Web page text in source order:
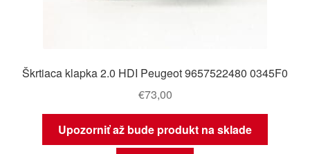
Škrtiaca klapka 2.0 HDI Peugeot 9657522480 0345F0
€73,00
Upozorniť až bude produkt na sklade